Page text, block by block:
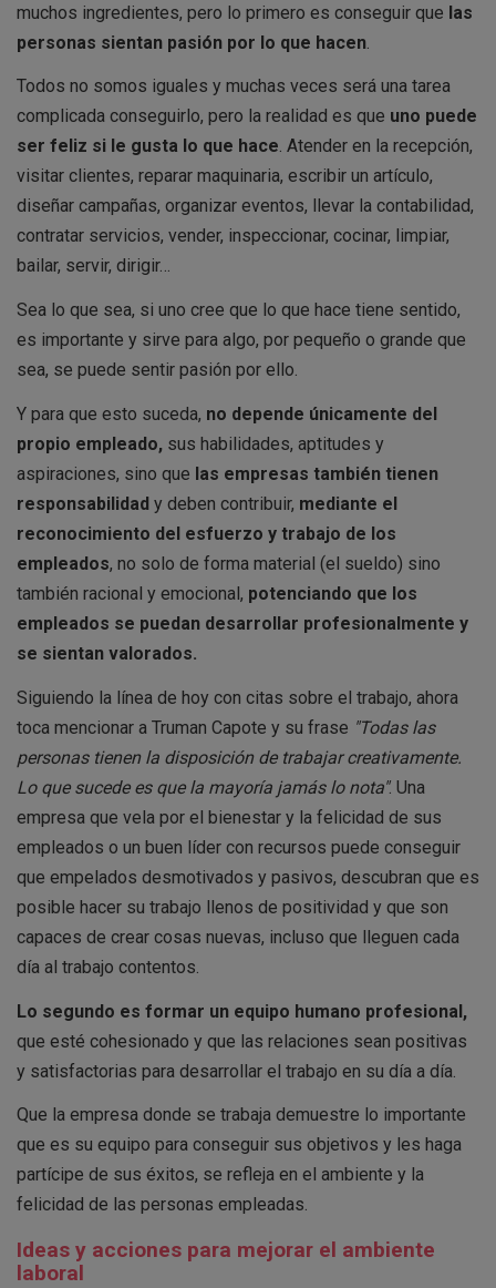
muchos ingredientes, pero lo primero es conseguir que las
personas sientan pasión por lo que hacen
Todos no somos iguales y muchas veces será una tarea
complicada conseguirlo, pero la realidad es que uno puede
ser feliz si le gusta lo que hace. Atender en la recepción,
visitar clientes, reparar maquinaria, escribir un artículo,
diseñar campañas, organizar eventos, llevar la contabilidad,
contratar servicios, vender, inspeccionar, cocinar, limpiar,
bailar, servir, dirigir…
Sea lo que sea, si uno cree que lo que hace tiene sentido,
es importante y sirve para algo, por pequeño o grande que
sea, se puede sentir pasión por ello.
Y para que esto suceda, no depende únicamente del
propio empleado, sus habilidades, aptitudes y
aspiraciones, sino que las empresas también tienen
responsabilidad y deben contribuir, mediante el
reconocimiento del esfuerzo y trabajo de los
empleados, no solo de forma material (el sueldo) sino
también racional y emocional, potenciando que los
empleados se puedan desarrollar profesionalmente y
se sientan valorados.
Siguiendo la línea de hoy con citas sobre el trabajo, ahora
toca mencionar a Truman Capote y su frase "Todas las
personas tienen la disposición de trabajar creativamente.
Lo que sucede es que la mayoría jamás lo nota". Una
empresa que vela por el bienestar y la felicidad de sus
empleados o un buen líder con recursos puede conseguir
que empelados desmotivados y pasivos, descubran que es
posible hacer su trabajo llenos de positividad y que son
capaces de crear cosas nuevas, incluso que lleguen cada
día al trabajo contentos.
Lo segundo es formar un equipo humano profesional,
que esté cohesionado y que las relaciones sean positivas
y satisfactorias para desarrollar el trabajo en su día a día.
Que la empresa donde se trabaja demuestre lo importante
que es su equipo para conseguir sus objetivos y les haga
partícipe de sus éxitos, se refleja en el ambiente y la
felicidad de las personas empleadas.
Ideas y acciones para mejorar el ambiente
laboral